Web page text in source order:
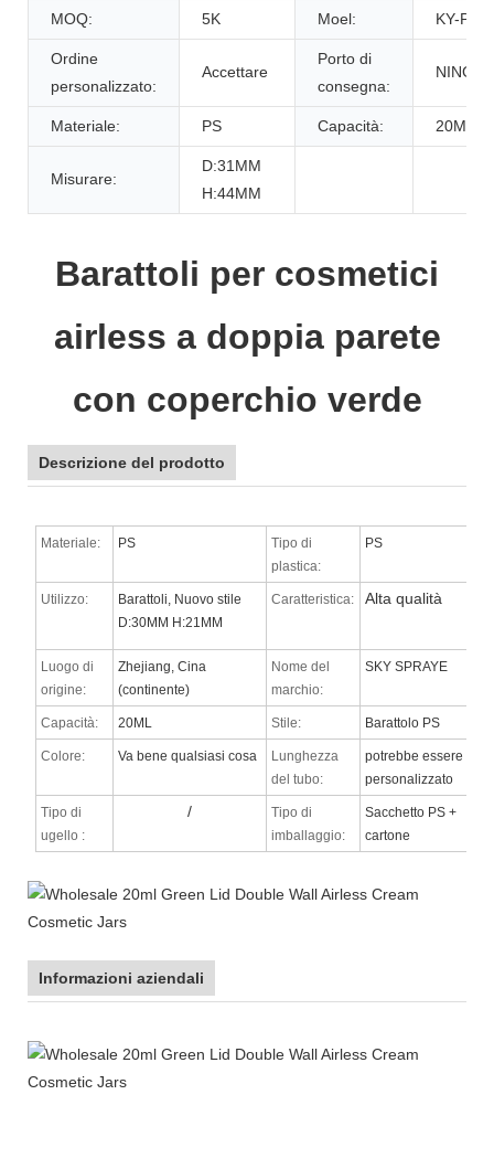
MOQ: 5K Moel: KY-
Ordine
personalizzato:
Accettare
Porto di
consegna:
Materiale: PS Capacità: 20ML
Misurare:
D:31MM
H:44MM
Barattoli per cosmetici
airless a doppia parete
con coperchio verde
Descrizione del prodotto
Materiale: PS
Tipo di
plastica:
PS
Utilizzo:
Barattoli, Nuovo stile
D:30MM H:21MM
Caratteristica: Alta qualità
Luogo di
origine:
Zhejiang, Cina
(continente)
Nome del
marchio:
SKY SPRAYE
Capacità: 20ML Stile: Barattolo PS
Colore: Va bene qualsiasi cosa
Lunghezza
del tubo:
potrebbe essere
personalizzato
Tipo di
ugello :
/
Tipo di
imballaggio:
Sacchetto PS +
cartone
Informazioni aziendali